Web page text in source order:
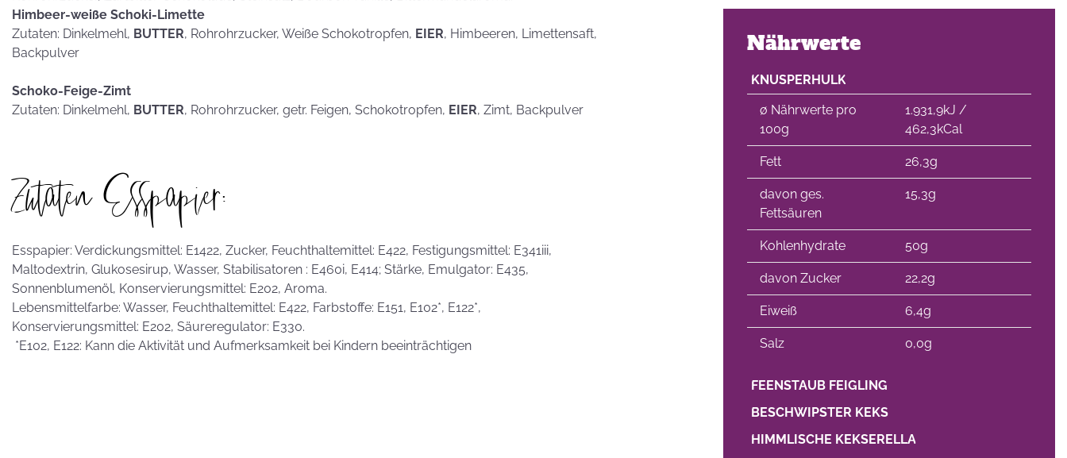
Himbeer-weiße Schoki-Limette
Zutaten: Dinkelmehl, BUTTER, Rohrohrzucker, Weiße Schokotropfen, EIER, Himbeeren, Limettensaft,
Backpulver
Schoko-Feige-Zimt
Zutaten: Dinkelmehl, BUTTER, Rohrohrzucker, getr. Feigen, Schokotropfen, EIER, Zimt, Backpulver
Zutaten Esspapier:
Esspapier: Verdickungsmittel: E1422, Zucker, Feuchthaltemittel: E422, Festigungsmittel: E341iii,
Maltodextrin, Glukosesirup, Wasser, Stabilisatoren : E460i, E414; Stärke, Emulgator: E435,
Sonnenblumenöl, Konservierungsmittel: E202, Aroma.
Lebensmittelfarbe: Wasser, Feuchthaltemittel: E422, Farbstoffe: E151, E102*, E122*,
Konservierungsmittel: E202, Säureregulator: E330.
*E102, E122: Kann die Aktivität und Aufmerksamkeit bei Kindern beeinträchtigen
Nährwerte
KNUSPERHULK
∅ Nährwerte pro
100g
1.931,9kJ /
462,3kCal
Fett 26,3g
davon ges.
Fettsäuren
15,3g
Kohlenhydrate 50g
davon Zucker 22,2g
Eiweiß 6,4g
Salz 0,0g
FEENSTAUB FEIGLING
BESCHWIPSTER KEKS
HIMMLISCHE KEKSERELLA